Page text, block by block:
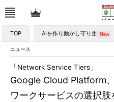
TOP AIを作り動かし守り生かす
ニュース
Google Cloud Platform
ワークサービスの選択肢
「Network Service Tiers」